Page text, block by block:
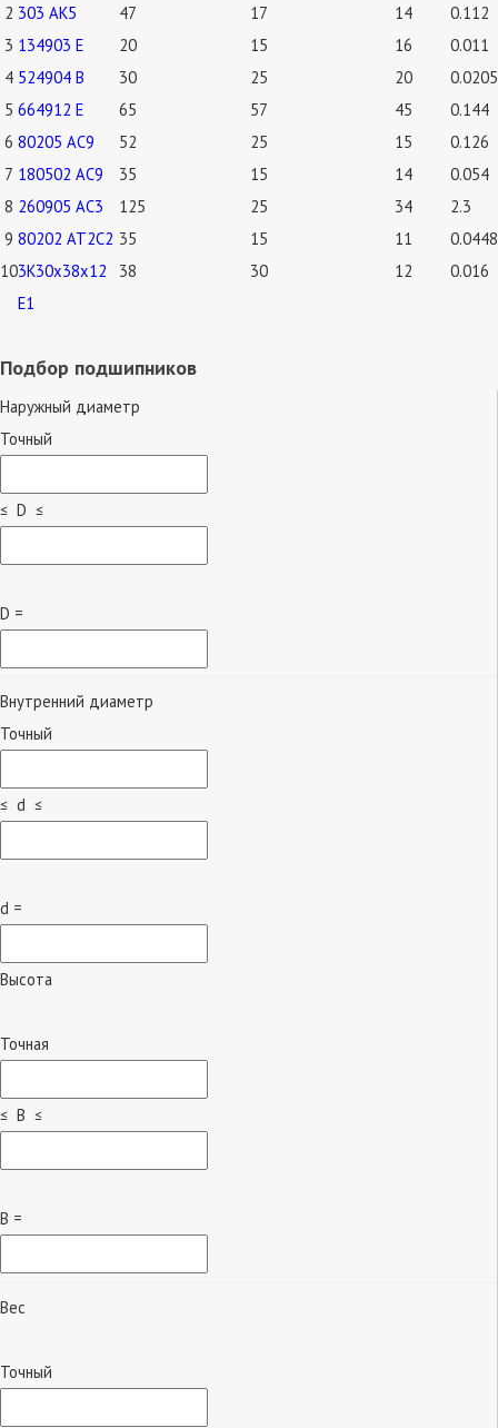
2 303 АК5 47 17 14
0.112
3 134903 Е 20 15 16
0.011
4 524904 В 30 25 20
0.0205
5 664912 Е 65 57 45
0.144
6 80205 АС9 52 25 15
0.126
7 180502 АС9 35 15 14
0.054
8 260905 АС3 125 25 34
2.3
9 80202 АТ2С2 35 15 11
0.0448
103К30х38х12
Е1
38 30 12 0.016
Подбор подшипников
Наружный диаметр
Точный
≤ D ≤
D =
Внутренний диаметр
Точный
≤ d ≤
d =
Высота
Точная
≤ B ≤
B =
Вес
Точный